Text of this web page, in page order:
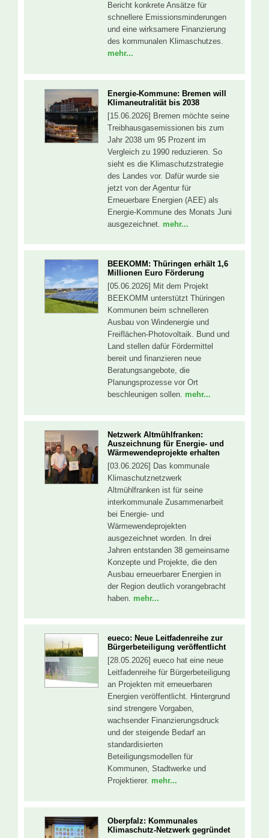
Bericht konkrete Ansätze für
schnellere Emissionsminderungen
und eine wirksamere Finanzierung
des kommunalen Klimaschutzes.
mehr...
Energie-Kommune: Bremen will
Klimaneutralität bis 2038
[15.06.2026] Bremen möchte seine
Treibhausgasemissionen bis zum
Jahr 2038 um 95 Prozent im
Vergleich zu 1990 reduzieren. So
sieht es die Klimaschutzstrategie
des Landes vor. Dafür wurde sie
jetzt von der Agentur für
Erneuerbare Energien (AEE) als
Energie-Kommune des Monats Juni
ausgezeichnet. mehr...
BEEKOMM: Thüringen erhält 1,6
Millionen Euro Förderung
[05.06.2026] Mit dem Projekt
BEEKOMM unterstützt Thüringen
Kommunen beim schnelleren
Ausbau von Windenergie und
Freiflächen-Photovoltaik. Bund und
Land stellen dafür Fördermittel
bereit und finanzieren neue
Beratungsangebote, die
Planungsprozesse vor Ort
beschleunigen sollen. mehr...
Netzwerk Altmühlfranken:
Auszeichnung für Energie- und
Wärmewendeprojekte erhalten
[03.06.2026] Das kommunale
Klimaschutznetzwerk
Altmühlfranken ist für seine
interkommunale Zusammenarbeit
bei Energie- und
Wärmewendeprojekten
ausgezeichnet worden. In drei
Jahren entstanden 38 gemeinsame
Konzepte und Projekte, die den
Ausbau erneuerbarer Energien in
der Region deutlich vorangebracht
haben. mehr...
eueco: Neue Leitfadenreihe zur
Bürgerbeteiligung veröffentlicht
[28.05.2026] eueco hat eine neue
Leitfadenreihe für Bürgerbeteiligung
an Projekten mit erneuerbaren
Energien veröffentlicht. Hintergrund
sind strengere Vorgaben,
wachsender Finanzierungsdruck
und der steigende Bedarf an
standardisierten
Beteiligungsmodellen für
Kommunen, Stadtwerke und
Projektierer. mehr...
Oberpfalz: Kommunales
Klimaschutz-Netzwerk gegründet